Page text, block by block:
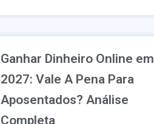
Ganhar Dinheiro Online em
2027: Vale A Pena Para
Aposentados? Análise
Completa